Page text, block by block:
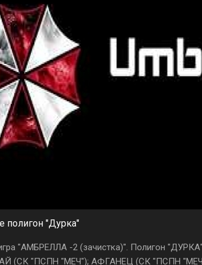
полигон "Дурка"
игра "АМБРЕЛЛА -2 (зачистка)". Полигон
(СК "ПСПН "МЕЧ"); АФГАНЕЦ (СК "ПСПН